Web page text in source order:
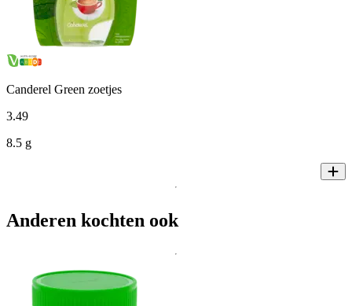
Canderel Green zoetjes
3.49
8.5 g
Anderen kochten ook